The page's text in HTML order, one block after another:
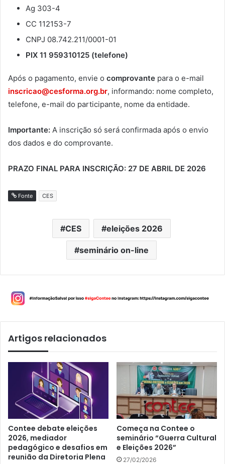
Ag 303-4
CC 112153-7
CNPJ 08.742.211/0001-01
PIX 11 959310125 (telefone)
Após o pagamento, envie o comprovante para o e-mail
inscricao@cesforma.org.br, informando: nome completo,
telefone, e-mail do participante, nome da entidade.
Importante: A inscrição só será confirmada após o envio
dos dados e do comprovante.
PRAZO FINAL PARA INSCRIÇÃO: 27 DE ABRIL DE 2026
Fonte CES
CES eleições 2026
seminário on-line
Artigos relacionados
Contee debate eleições
2026, mediador
pedagógico e desafios em
reunião da Diretoria Plena
Começa na Contee o
seminário “Guerra Cultural
e Eleições 2026”
27/02/2026